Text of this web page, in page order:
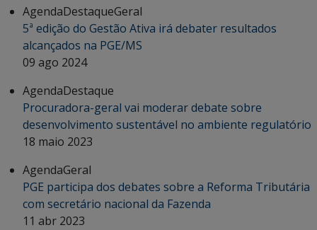
AgendaDestaqueGeral
5ª edição do Gestão Ativa irá debater resultados
alcançados na PGE/MS
09 ago 2024
AgendaDestaque
Procuradora-geral vai moderar debate sobre
desenvolvimento sustentável no ambiente regulatório
18 maio 2023
AgendaGeral
PGE participa dos debates sobre a Reforma Tributária
com secretário nacional da Fazenda
11 abr 2023